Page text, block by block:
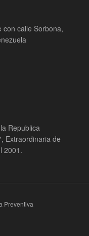
con calle Sorbona,
Republica
Extraordinaria de
2001.
Preventiva